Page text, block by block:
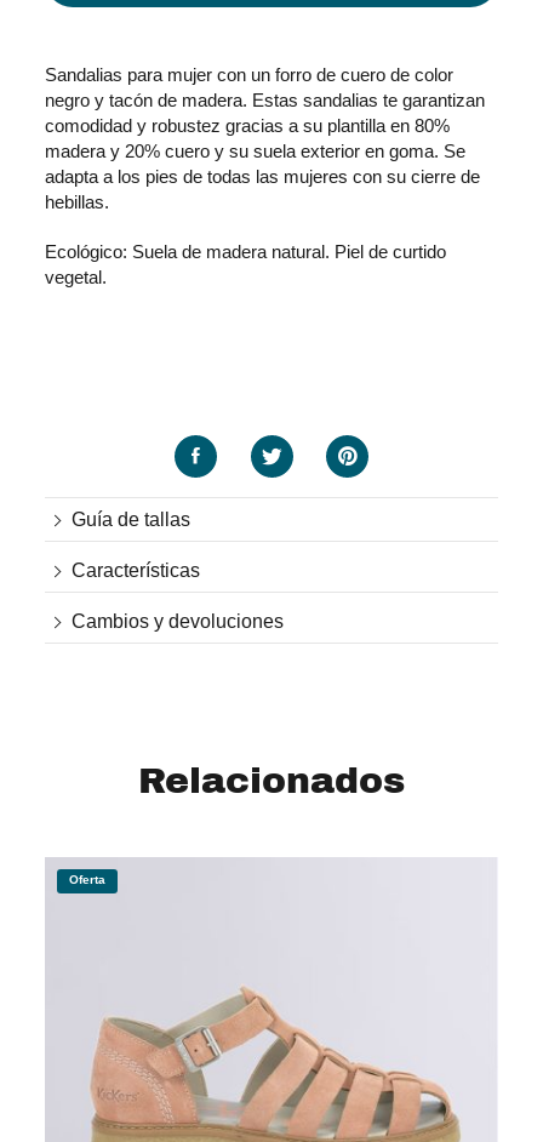
Sandalias para mujer con un forro de cuero de color
negro y tacón de madera. Estas sandalias te garantizan
comodidad y robustez gracias a su plantilla en 80%
madera y 20% cuero y su suela exterior en goma. Se
adapta a los pies de todas las mujeres con su cierre de
hebillas.
Ecológico: Suela de madera natural. Piel de curtido
vegetal.
Guía de tallas
Características
Cambios y devoluciones
Relacionados
Oferta